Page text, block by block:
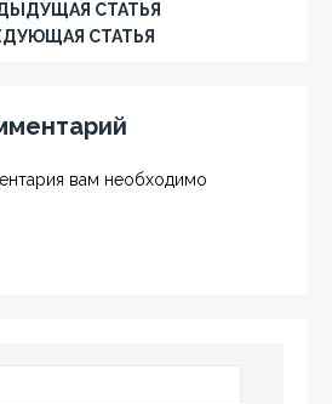
СТАТЬЯ
СТАТЬЯ
вам необходимо